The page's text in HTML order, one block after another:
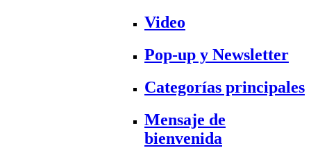
Video
Pop-up y Newsletter
Categorías principales
Mensaje de
bienvenida